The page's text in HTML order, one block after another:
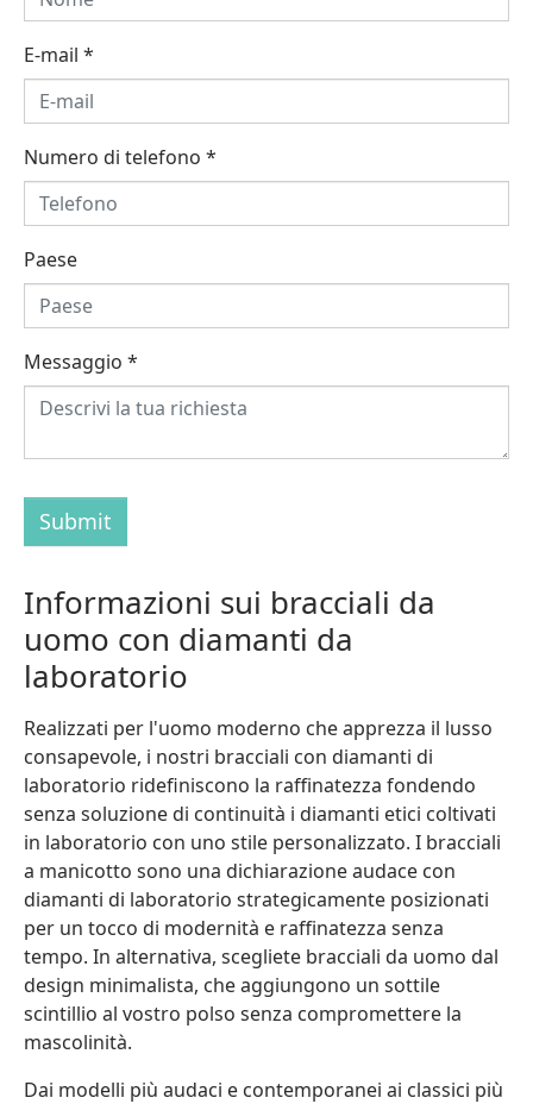
E-mail *
Numero di telefono *
Paese
Messaggio *
Submit
Informazioni sui bracciali da
uomo con diamanti da
laboratorio
Realizzati per l'uomo moderno che apprezza il lusso
consapevole, i nostri bracciali con diamanti di
laboratorio ridefiniscono la raffinatezza fondendo
senza soluzione di continuità i diamanti etici coltivati
in laboratorio con uno stile personalizzato. I bracciali
a manicotto sono una dichiarazione audace con
diamanti di laboratorio strategicamente posizionati
per un tocco di modernità e raffinatezza senza
tempo. In alternativa, scegliete bracciali da uomo dal
design minimalista, che aggiungono un sottile
scintillio al vostro polso senza compromettere la
mascolinità.
Dai modelli più audaci e contemporanei ai classici più